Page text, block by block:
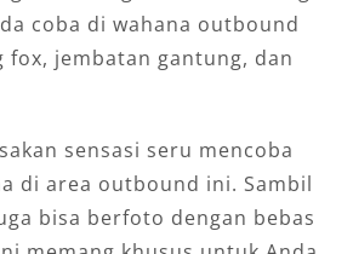
coba di wahana outbound
jembatan gantung, dan
sensasi seru mencoba
di area outbound ini. Sambil
bisa berfoto dengan bebas